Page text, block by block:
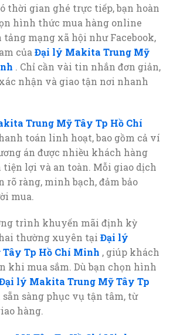
thời gian ghé trực tiếp, bạn hoàn
hình thức mua hàng online
tảng mạng xã hội như Facebook,
của Đại lý Makita Trung Mỹ
. Chỉ cần vài tin nhắn đơn giản,
nhận và giao tận nơi nhanh
Trung Mỹ Tây Tp Hồ Chí
toán linh hoạt, bao gồm cả ví
án được nhiều khách hàng
lợi và an toàn. Mỗi giao dịch
rõ ràng, minh bạch, đảm bảo
mua.
trình khuyến mãi định kỳ
thường xuyên tại Đại lý
Tp Hồ Chí Minh , giúp khách
khi mua sắm. Dù bạn chọn hình
lý Makita Trung Mỹ Tây Tp
sẵn sàng phục vụ tận tâm, từ
hàng.